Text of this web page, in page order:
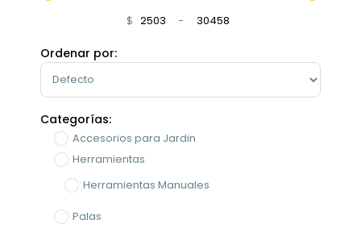
$ Minimum Price
-Maximum Price
Ordenar por:
Sort Products
Categorías:
Accesorios para Jardin
Herramientas
Herramientas Manuales
Palas